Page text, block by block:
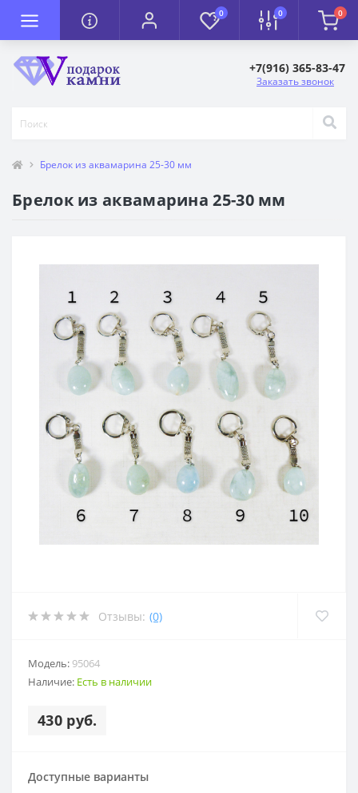
0 0 0
+7(916) 365-83-47
Заказать звонок
Брелок из аквамарина 25-30 мм
Брелок из аквамарина 25-30 мм
Отзывы: (0)
Модель: 95064
Наличие: Есть в наличии
430 руб.
Доступные варианты